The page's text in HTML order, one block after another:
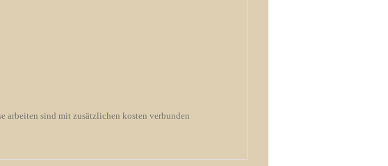
arbeiten sind mit zusätzlichen kosten verbunden